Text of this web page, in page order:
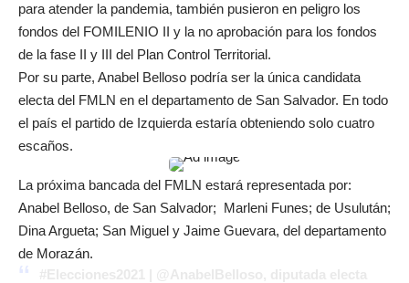
para atender la pandemia, también pusieron en peligro los
fondos del FOMILENIO II y la no aprobación para los fondos
de la fase II y III del Plan Control Territorial.
Por su parte, Anabel Belloso podría ser la única candidata
electa del FMLN en el departamento de San Salvador. En todo
el país el partido de Izquierda estaría obteniendo solo cuatro
escaños.
La próxima bancada del FMLN estará representada por:
Anabel Belloso, de San Salvador; Marleni Funes; de Usulután;
Dina Argueta; San Miguel y Jaime Guevara, del departamento
de Morazán.